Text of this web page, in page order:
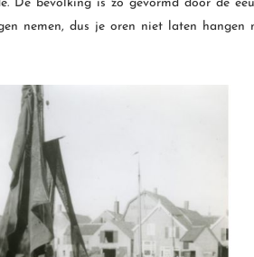
De bevolking is zo gevormd door de
nemen, dus je oren niet laten hangen